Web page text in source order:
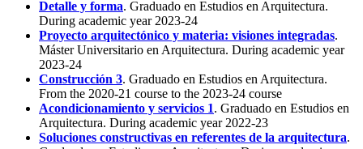
Detalle y forma. Graduado en Estudios en Arquitectura.
During academic year 2023-24
Proyecto arquitectónico y materia: visiones integradas.
Máster Universitario en Arquitectura. During academic year
2023-24
Construcción 3. Graduado en Estudios en Arquitectura.
From the 2020-21 course to the 2023-24 course
Acondicionamiento y servicios 1. Graduado en Estudios en
Arquitectura. During academic year 2022-23
Soluciones constructivas en referentes de la arquitectura.